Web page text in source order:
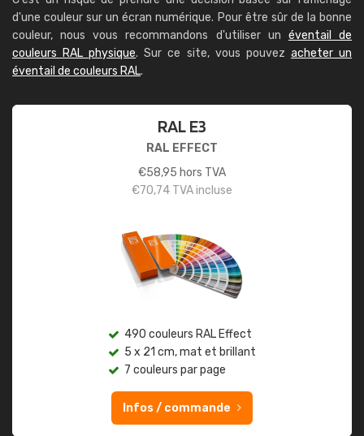
d'une couleur sur un écran numérique. Pour être sûr de la bonne
couleur, nous vous recommandons d'utiliser un éventail de
couleurs RAL physique. Sur ce site, vous pouvez acheter un
éventail de couleurs RAL.
RAL E3
RAL EFFECT
€58,95 hors TVA
€70,74 TVA incluse
490 couleurs RAL Effect
5 x 21 cm, mat et brillant
7 couleurs par page
Infos / commande